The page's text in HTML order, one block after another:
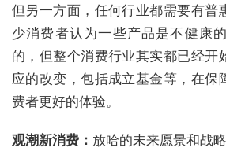
但另一方面，任何行业都需要有普
少消费者认为一些产品是不健康
的，但整个消费行业其实都已经开
应的改变，包括成立基金等，在保
费者更好的体验。
观潮新消费： 放哈的未来愿景和战